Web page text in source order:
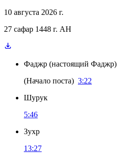
10 августа 2026 г.
27 сафар 1448 г. AH
Фаджр (настоящий Фаджр)
(Начало поста) 3:22
Шурук
5:46
Зухр
13:27